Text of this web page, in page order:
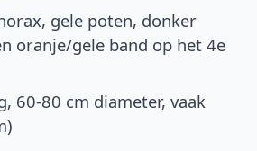
gele poten, donker
oranje/gele band op het 4e
60-80 cm diameter, vaak